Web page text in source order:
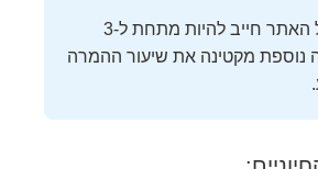
זמן הטעינה של האתר חייב להיות מתחת ל-3
נוספת מקטינה את שיעור ההמרה